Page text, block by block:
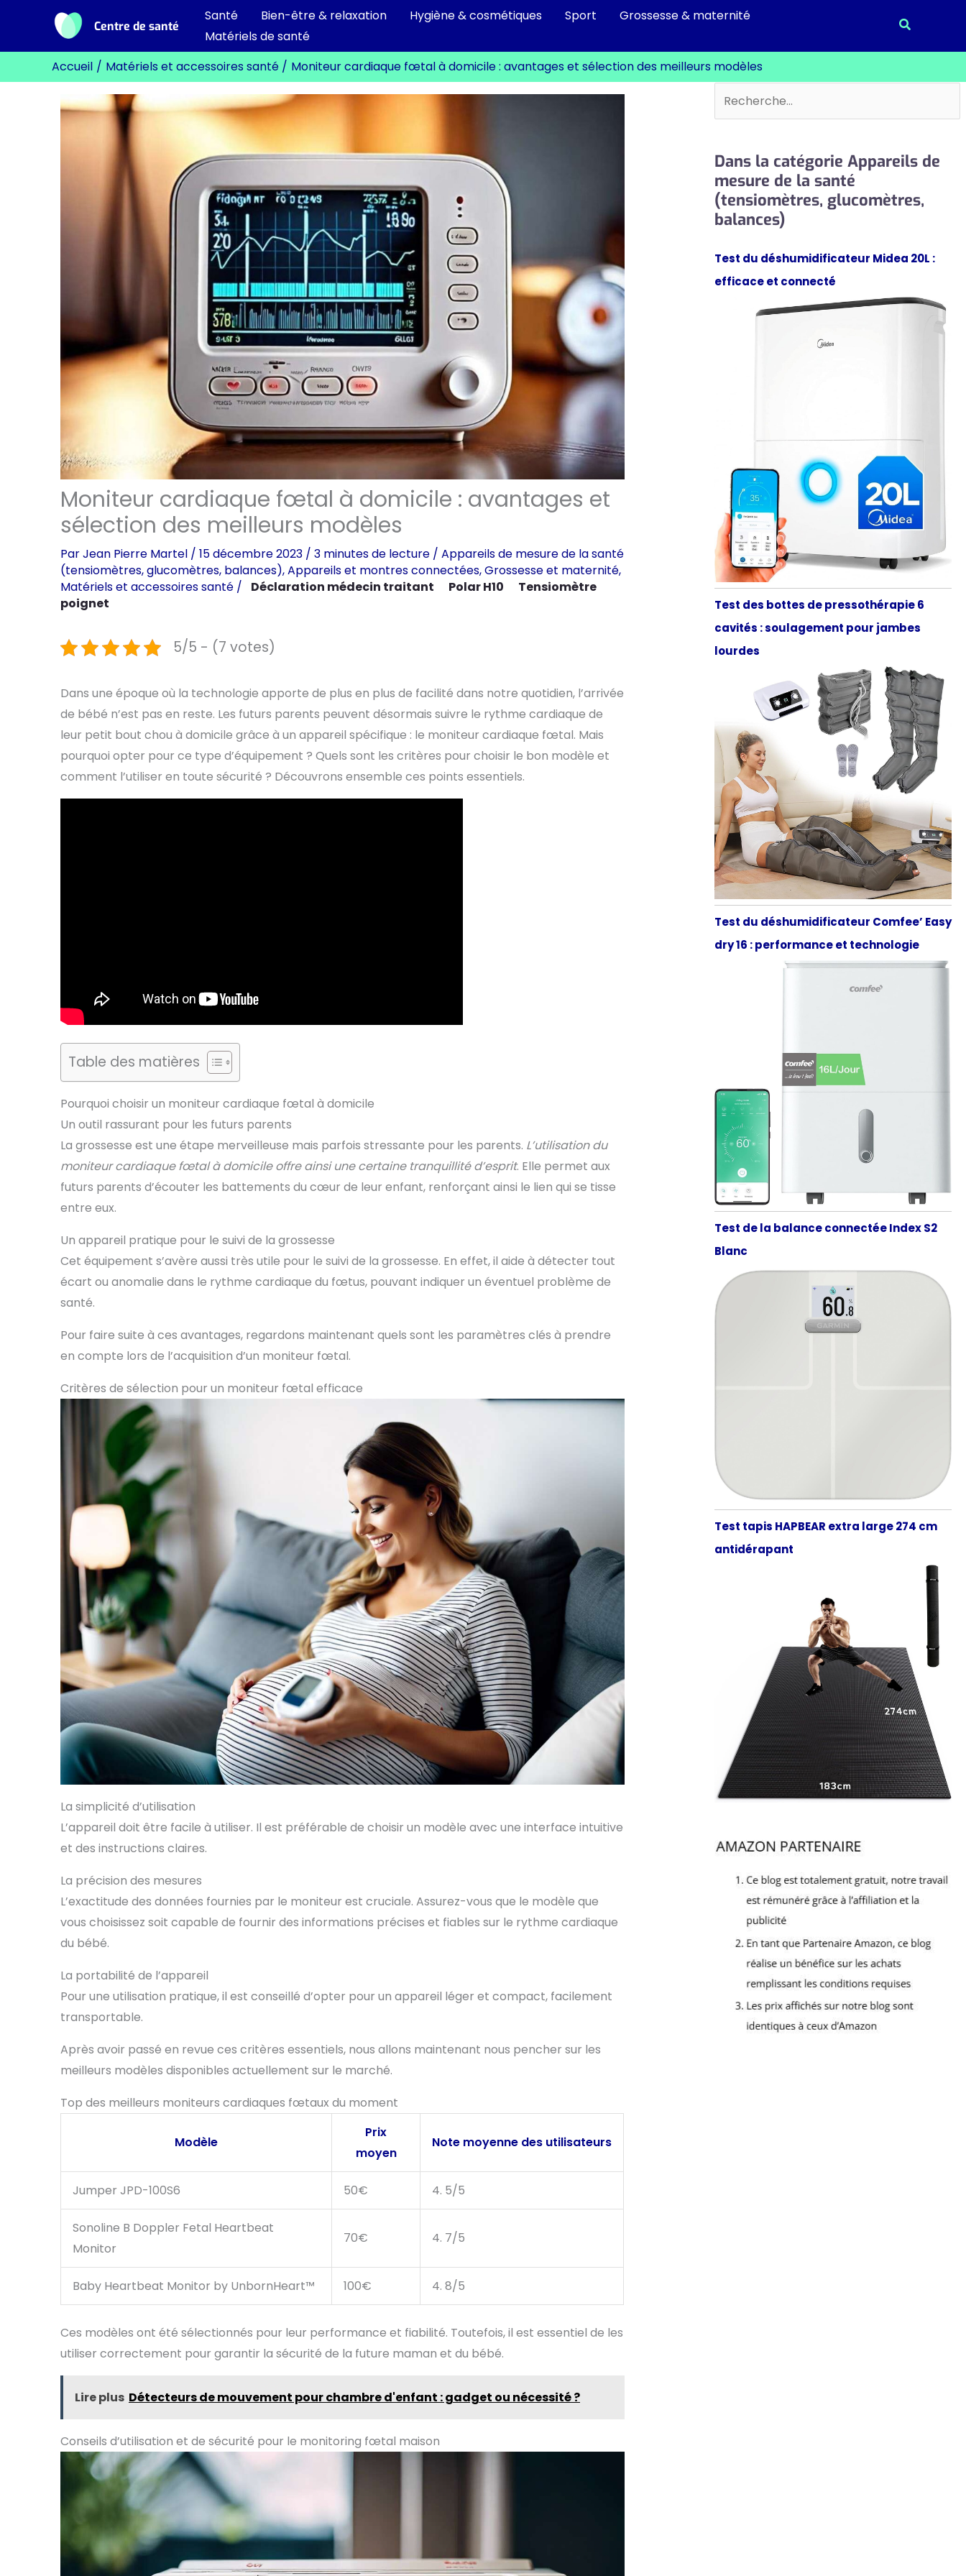
contenu
Centre de santé
Santé Bien-être & relaxation Hygiène & cosmétiques Sport
Grossesse & maternité
Matériels de santé
Accueil Matériels et accessoires santé Moniteur cardiaque fœtal à domicile : avantages et sélection des meilleurs modèles
Moniteur cardiaque fœtal à domicile : avantages et
sélection des meilleurs modèles
ParJean Pierre Martel / 15 décembre 2023 / 3 minutes de lecture / Appareils de mesure de la santé
(tensiomètres, glucomètres, balances),Appareils et montres connectées,Grossesse et maternité,
Matériels et accessoires santé / Déclaration médecin traitant Polar H10
Tensiomètre
poignet
5/5 - (7 votes)
Dans une époque où la technologie apporte de plus en plus de facilité dans notre quotidien, l’arrivée
de bébé n’est pas en reste. Les futurs parents peuvent désormais suivre le rythme cardiaque de
leur petit bout chou à domicile grâce à un appareil spécifique : le moniteur cardiaque fœtal. Mais
pourquoi opter pour ce type d’équipement ? Quels sont les critères pour choisir le bon modèle et
comment l’utiliser en toute sécurité ? Découvrons ensemble ces points essentiels.
Table des matières
Pourquoi choisir un moniteur cardiaque fœtal à domicile
Un outil rassurant pour les futurs parents
La grossesse est une étape merveilleuse mais parfois stressante pour les parents. L’utilisation du
moniteur cardiaque fœtal à domicile offre ainsi une certaine tranquillité d’esprit. Elle permet aux
futurs parents d’écouter les battements du cœur de leur enfant, renforçant ainsi le lien qui se tisse
entre eux.
Un appareil pratique pour le suivi de la grossesse
Cet équipement s’avère aussi très utile pour le suivi de la grossesse. En effet, il aide à détecter tout
écart ou anomalie dans le rythme cardiaque du fœtus, pouvant indiquer un éventuel problème de
santé.
Pour faire suite à ces avantages, regardons maintenant quels sont les paramètres clés à prendre
en compte lors de l’acquisition d’un moniteur fœtal.
Critères de sélection pour un moniteur fœtal efficace
La simplicité d’utilisation
L’appareil doit être facile à utiliser. Il est préférable de choisir un modèle avec une interface intuitive
et des instructions claires.
La précision des mesures
L’exactitude des données fournies par le moniteur est cruciale. Assurez-vous que le modèle que
vous choisissez soit capable de fournir des informations précises et fiables sur le rythme cardiaque
du bébé.
La portabilité de l’appareil
Pour une utilisation pratique, il est conseillé d’opter pour un appareil léger et compact, facilement
transportable.
Après avoir passé en revue ces critères essentiels, nous allons maintenant nous pencher sur les
meilleurs modèles disponibles actuellement sur le marché.
Top des meilleurs moniteurs cardiaques fœtaux du moment
Modèle
Prix
moyen
Note moyenne des utilisateurs
Jumper JPD-100S6 50€ 4. 5/5
Sonoline B Doppler Fetal Heartbeat
Monitor
70€ 4. 7/5
Baby Heartbeat Monitor by UnbornHeart™️ 100€ 4. 8/5
Ces modèles ont été sélectionnés pour leur performance et fiabilité. Toutefois, il est essentiel de les
utiliser correctement pour garantir la sécurité de la future maman et du bébé.
Lire plus Détecteurs de mouvement pour chambre d'enfant : gadget ou nécessité ?
Conseils d’utilisation et de sécurité pour le monitoring fœtal maison
Rechercher
Dans la catégorie Appareils de
mesure de la santé
(tensiomètres, glucomètres,
balances)
Test du déshumidificateur Midea 20L :
efficace et connecté
Test des bottes de pressothérapie 6
cavités : soulagement pour jambes
lourdes
Test du déshumidificateur Comfee’ Easy
dry 16 : performance et technologie
Test de la balance connectée Index S2
Blanc
Test tapis HAPBEAR extra large 274 cm
antidérapant